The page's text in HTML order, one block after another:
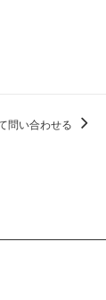
問い合わせる